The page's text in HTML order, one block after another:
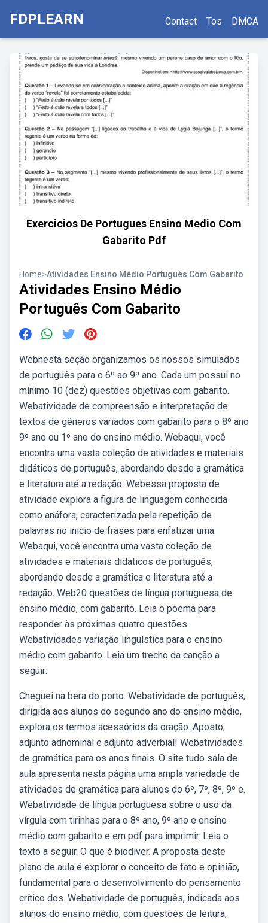
FDPLEARN Contact Tos DMCA
Exercicios De Portugues Ensino Medio Com
Gabarito Pdf
Home>Atividades Ensino Médio Português Com Gabarito
Atividades Ensino Médio
Português Com Gabarito
Webnesta seção organizamos os nossos simulados
de português para o 6º ao 9º ano. Cada um possui no
mínimo 10 (dez) questões objetivas com gabarito.
Webatividade de compreensão e interpretação de
textos de gêneros variados com gabarito para o 8º ano
9º ano ou 1º ano do ensino médio. Webaqui, você
encontra uma vasta coleção de atividades e materiais
didáticos de português, abordando desde a gramática
e literatura até a redação. Webessa proposta de
atividade explora a figura de linguagem conhecida
como anáfora, caracterizada pela repetição de
palavras no início de frases para enfatizar uma.
Webaqui, você encontra uma vasta coleção de
atividades e materiais didáticos de português,
abordando desde a gramática e literatura até a
redação. Web20 questões de língua portuguesa de
ensino médio, com gabarito. Leia o poema para
responder às próximas quatro questões.
Webatividades variação linguística para o ensino
médio com gabarito. Leia um trecho da canção a
seguir:
Cheguei na bera do porto. Webatividade de português,
dirigida aos alunos do segundo ano do ensino médio,
explora os termos acessórios da oração. Aposto,
adjunto adnominal e adjunto adverbial! Webatividades
de gramática para os anos finais. O site tudo sala de
aula apresenta nesta página uma ampla variedade de
atividades de gramática para alunos do 6º, 7º, 8º, 9º e.
Webatividade de língua portuguesa sobre o uso da
vírgula com tirinhas para o 8º ano, 9º ano e ensino
médio com gabarito e em pdf para imprimir. Leia o
texto a seguir. O que é biodiver. A proposta deste
plano de aula é explorar o conceito de fato e opinião,
fundamental para o desenvolvimento do pensamento
crítico dos. Webatividade de português, indicada aos
alunos do ensino médio, com questões de leitura,